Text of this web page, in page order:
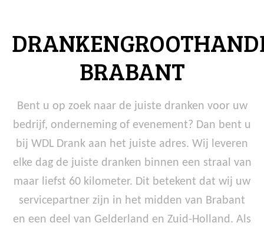
BRABANT
Bent u op zoek naar de juiste dranken voor uw
bedrijf, onderneming of evenement? Dan bent u
bij WDL Drank aan het juiste adres. Wij leveren
elke dag de juiste dranken binnen een straal van
maar liefst 60 kilometer. Dit betekent dat wij uw
servicepartner zijn in het midden van Brabant
en een deel van Gelderland en Zuid-Holland. Als